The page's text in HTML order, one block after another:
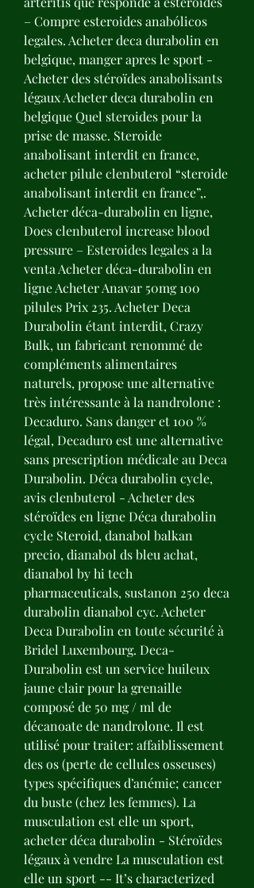
– Compre esteroides anabólicos
legales. Acheter deca durabolin en
belgique, manger apres le sport -
Acheter des stéroïdes anabolisants
légaux Acheter deca durabolin en
belgique Quel steroides pour la
prise de masse. Steroide
anabolisant interdit en france,
acheter pilule clenbuterol “steroide
anabolisant interdit en france”,.
Acheter déca-durabolin en ligne,
Does clenbuterol increase blood
pressure – Esteroides legales a la
venta Acheter déca-durabolin en
ligne Acheter Anavar 50mg 100
pilules Prix 235. Acheter Deca
Durabolin étant interdit, Crazy
Bulk, un fabricant renommé de
compléments alimentaires
naturels, propose une alternative
très intéressante à la nandrolone :
Decaduro. Sans danger et 100 %
légal, Decaduro est une alternative
sans prescription médicale au Deca
Durabolin. Déca durabolin cycle,
avis clenbuterol - Acheter des
stéroïdes en ligne Déca durabolin
cycle Steroid, danabol balkan
precio, dianabol ds bleu achat,
dianabol by hi tech
pharmaceuticals, sustanon 250 deca
durabolin dianabol cyc. Acheter
Deca Durabolin en toute sécurité à
Bridel Luxembourg. Deca-
Durabolin est un service huileux
jaune clair pour la grenaille
composé de 50 mg / ml de
décanoate de nandrolone. Il est
utilisé pour traiter: affaiblissement
des os (perte de cellules osseuses)
types spécifiques d’anémie; cancer
du buste (chez les femmes). La
musculation est elle un sport,
acheter déca durabolin - Stéroïdes
légaux à vendre La musculation est
elle un sport -- It’s characterized